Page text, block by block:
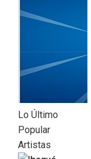
Lo Último
Popular
Artistas